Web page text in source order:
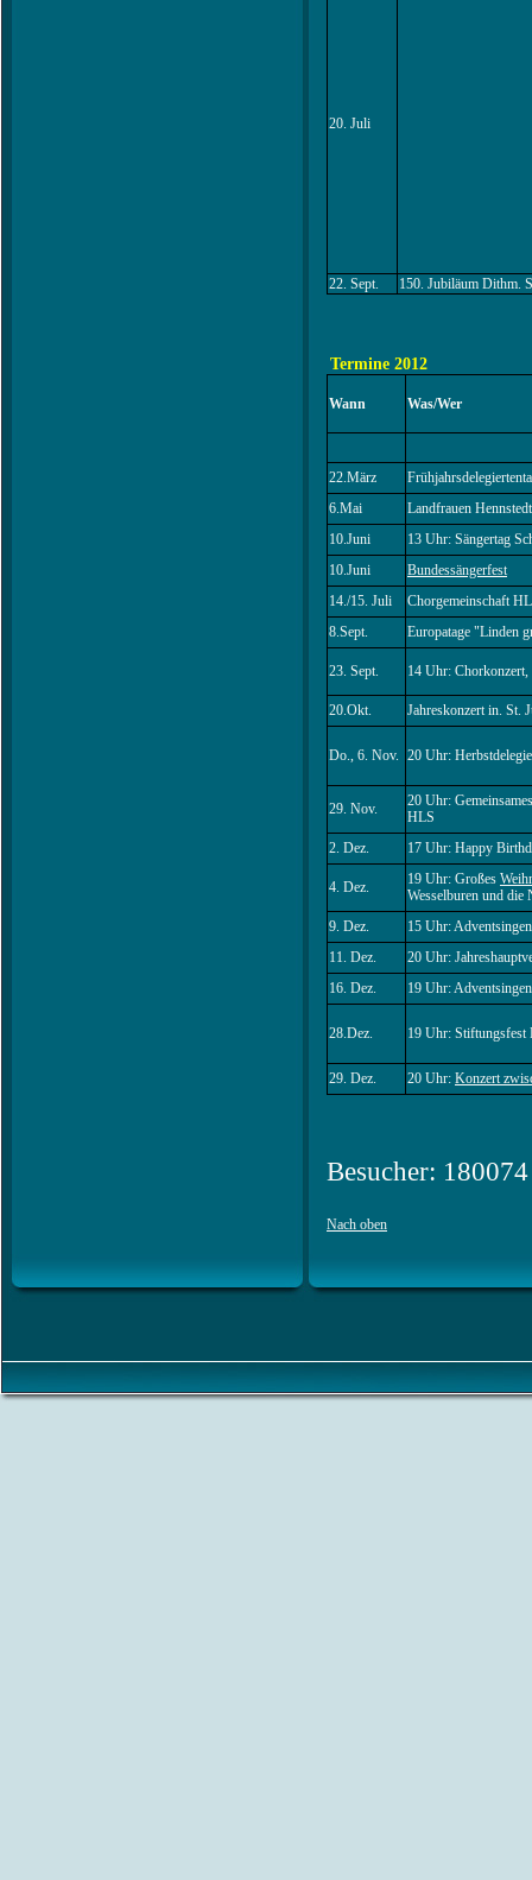
20. Juli
22. Sept. 150. Jubiläum Dithm.
Termine 2012
Wann Was/Wer
22.März
6.Mai
Landfrauen Hennstedt
10.Juni
13 Uhr: Sängertag
10.Juni
Bundessängerfest
14./15. Juli
Chorgemeinschaft
8.Sept.
Europatage "Linden
23. Sept. 14 Uhr:
20.Okt. Jahreskonzert in. St.
Do., 6. Nov. 20 Uhr:
29. Nov.
20 Uhr:
HLS
2. Dez.
17 Uhr: Happy
4. Dez. 19 Uhr: Großes
Wesselburen und die
9. Dez.
15 Uhr:
11. Dez.
20 Uhr:
16. Dez.
19 Uhr:
28.Dez. 19 Uhr: Stiftungsfest
29. Dez. 20 Uhr: Konzert
Besucher: 180074
Nach oben